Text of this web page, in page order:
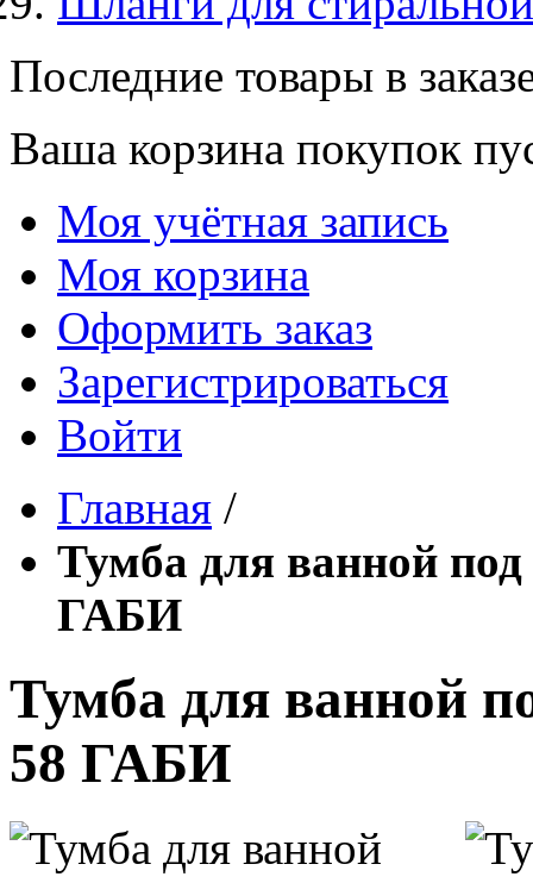
Последние товары в
Ваша корзина покупок
Моя учётная запись
Моя корзина
Оформить заказ
Зарегистрироваться
Войти
Главная /
Тумба для ванной
ГАБИ
Тумба для ванной
58 ГАБИ